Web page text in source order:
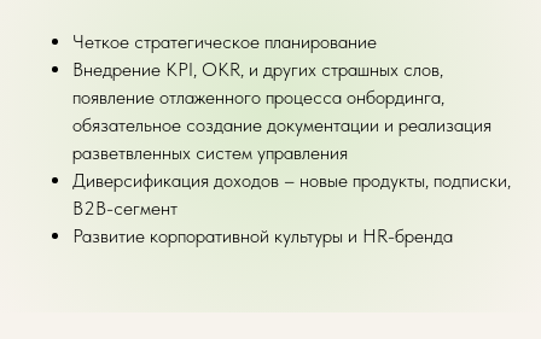
Четкое стратегическое планирование
Внедрение KPI, OKR, и других страшных слов,
появление отлаженного процесса онбординга,
обязательное создание документации и реализация
разветвленных систем управления
Диверсификация доходов – новые продукты, подписки,
B2B-сегмент
Развитие корпоративной культуры и HR-бренда